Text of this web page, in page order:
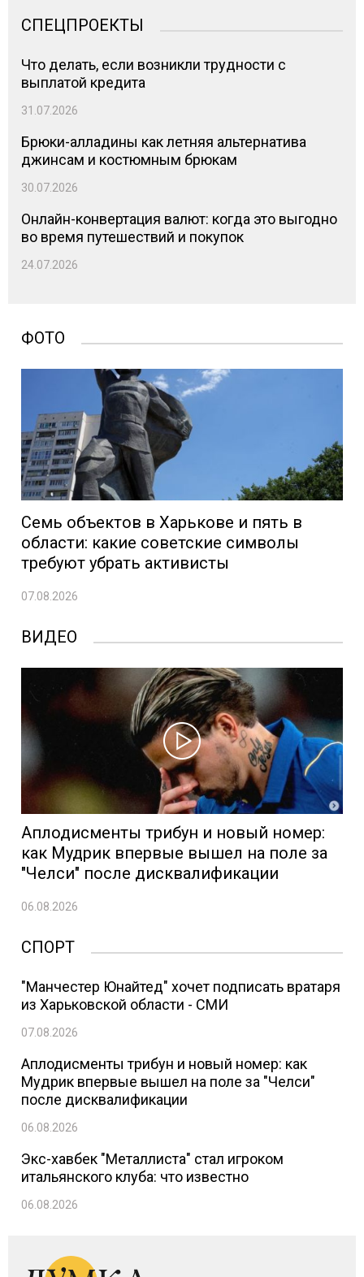
СПЕЦПРОЕКТЫ
Что делать, если возникли трудности с
выплатой кредита
31.07.2026
Брюки-алладины как летняя альтернатива
джинсам и костюмным брюкам
30.07.2026
Онлайн-конвертация валют: когда это выгодно
во время путешествий и покупок
24.07.2026
ФОТО
Семь объектов в Харькове и пять в
области: какие советские символы
требуют убрать активисты
07.08.2026
ВИДЕО
Аплодисменты трибун и новый номер:
как Мудрик впервые вышел на поле за
"Челси" после дисквалификации
06.08.2026
СПОРТ
"Манчестер Юнайтед" хочет подписать вратаря
из Харьковской области - СМИ
07.08.2026
Аплодисменты трибун и новый номер: как
Мудрик впервые вышел на поле за "Челси"
после дисквалификации
06.08.2026
Экс-хавбек "Металлиста" стал игроком
итальянского клуба: что известно
06.08.2026